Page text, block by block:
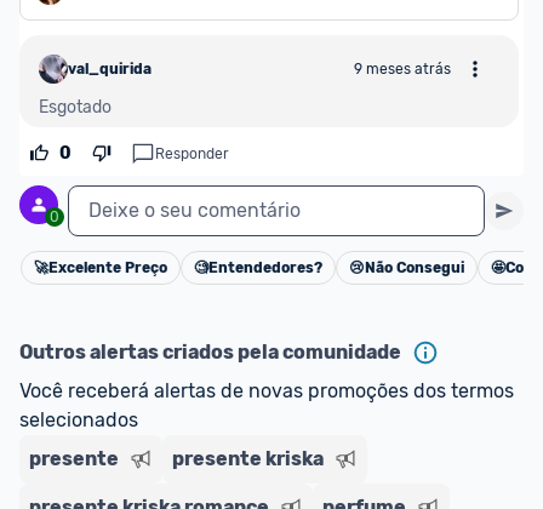
val_quirida 9 meses atrás
Esgotado
0 Responder
0 Deixe o seu comentário
Cancelar
🚀Excelente Preço 🧐Entendedores? 😢 Não Consegui 🤩
Outros alertas criados pela comunidade
Você receberá alertas de novas promoções dos termos
selecionados
presente
presente kriska